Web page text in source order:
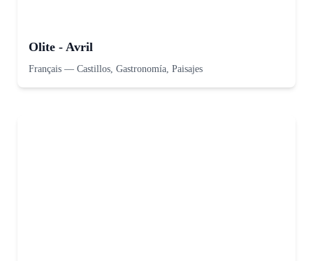
Olite - Avril
Français — Castillos, Gastronomía, Paisajes